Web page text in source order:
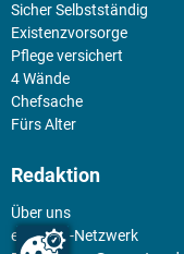
Sicher Selbstständig
Existenz­vorsorge
Pflege versichert
4 Wände
Chefsache
Fürs Alter
Redaktion
Über uns
experten-Netzwerk